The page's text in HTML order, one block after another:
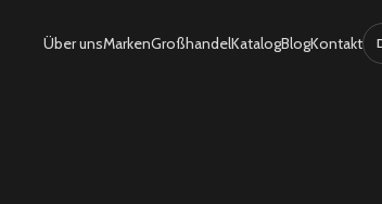
Über unsMarkenGroßhandelKatalogBlogKontakt